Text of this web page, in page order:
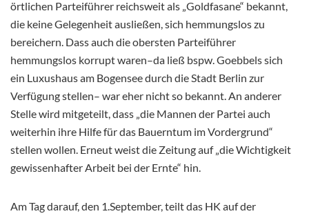
örtlichen Parteiführer reichsweit als „Goldfasane“ bekannt,
die keine Gelegenheit ausließen, sich hemmungslos zu
bereichern. Dass auch die obersten Parteiführer
hemmungslos korrupt waren–da ließ bspw. Goebbels sich
ein Luxushaus am Bogensee durch die Stadt Berlin zur
Verfügung stellen– war eher nicht so bekannt. An anderer
Stelle wird mitgeteilt, dass „die Mannen der Partei auch
weiterhin ihre Hilfe für das Bauerntum im Vordergrund“
stellen wollen. Erneut weist die Zeitung auf „die Wichtigkeit
gewissenhafter Arbeit bei der Ernte“ hin.
Am Tag darauf, den 1.September, teilt das HK auf der